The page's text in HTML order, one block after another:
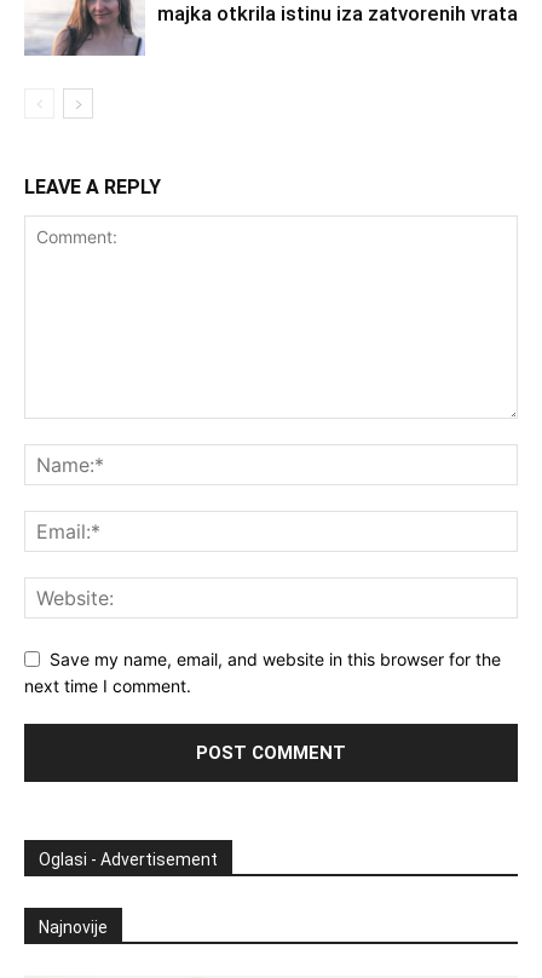
majka otkrila istinu iza zatvorenih vrata
LEAVE A REPLY
Save my name, email, and website in this browser for the
next time I comment.
Oglasi - Advertisement
Najnovije